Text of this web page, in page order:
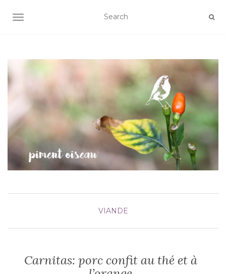
AFFICHER/MASQUER LA NAVIGATION
VIANDE
Carnitas: porc confit au thé et à